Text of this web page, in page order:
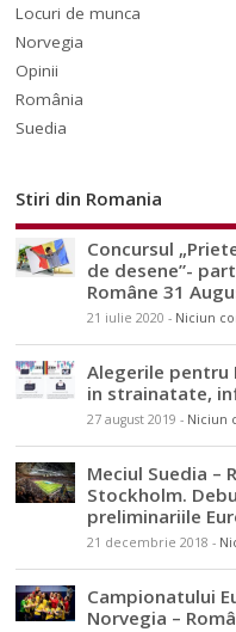
Locuri de munca
Norvegia
Opinii
România
Suedia
Stiri din Romania
Concursul
de desene”-
Române 31
21 iulie 2020 - Niciun
Alegerile pentru
in strainatate,
27 august 2019 - Niciun
Meciul Suedia –
Stockholm.
preliminariile
21 decembrie 2018 -
Campionatului
Norvegia –